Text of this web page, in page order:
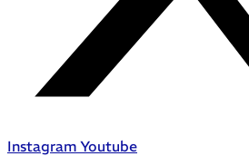
Instagram Youtube